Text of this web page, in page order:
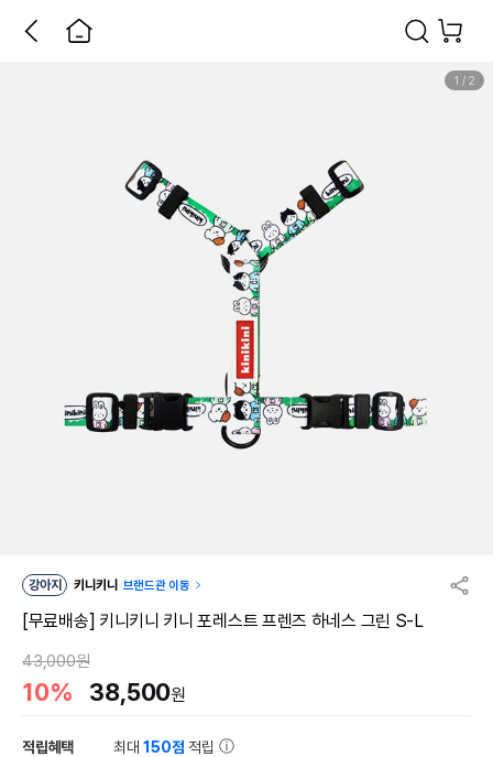
1 / 2
강아지 키니키니 브랜드관 이동
[무료배송] 키니키니 키니 포레스트 프렌즈 하네스 그린 S-L
43,000원
10% 38,500원
적립혜택 최대150점 적립